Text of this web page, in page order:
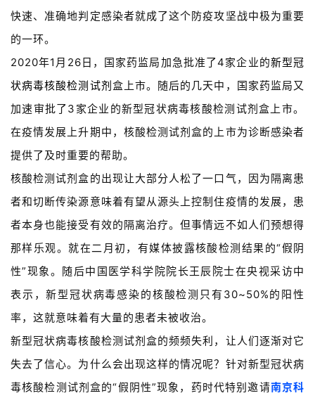
快速、准确地判定感染者就成了这个防疫攻坚战中极为重要
的一环。
2020年1月26日，国家药监局加急批准了4家企业的新型冠
状病毒核酸检测试剂 盒上市。随后的几天中，国家药监局又
加速审批了3家企业的新型冠状病毒核酸检测试剂盒上市。
在疫情发展上升期中，核酸检测试剂盒的上市为诊断感染者
提供了及时重要的帮助。
核酸检测试剂盒的出现让大部分人松了一口气，因为隔离患
者和切断传染源意味着有望从源头上控制住疫情的发展，患
者本身也能接受有效的隔离治疗。但事情远不如人们预想得
那样乐观。就在二月初，有媒体披露核酸检测结果的“假阴
性”现象。随后中国医学科学院院长王辰院士在央视采访中
表示，新型冠状病毒感染的核酸检测只有30~50%的阳性
率，这就意味着有大量的患者未被收治。
新型冠状病毒核酸检测试剂盒的频频失利，让人们逐渐对它
失去了信心。为什么会出现这样的情况呢？针对新型冠状病
毒核酸检测试剂盒的“假阴性”现象，药时代特别邀请南京科